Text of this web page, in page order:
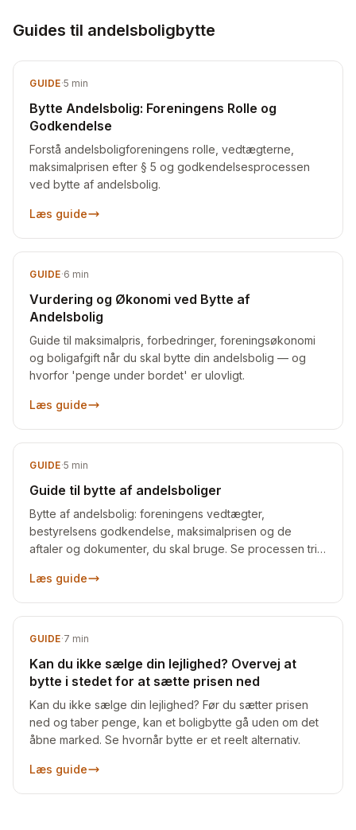
Guides til andelsboligbytte
GUIDE·5 min
Bytte Andelsbolig: Foreningens Rolle og
Godkendelse
Forstå andelsboligforeningens rolle, vedtægterne,
maksimalprisen efter § 5 og godkendelsesprocessen
ved bytte af andelsbolig.
Læs guide
GUIDE·6 min
Vurdering og Økonomi ved Bytte af
Andelsbolig
Guide til maksimalpris, forbedringer, foreningsøkonomi
og boligafgift når du skal bytte din andelsbolig — og
hvorfor 'penge under bordet' er ulovligt.
Læs guide
GUIDE·5 min
Guide til bytte af andelsboliger
Bytte af andelsbolig: foreningens vedtægter,
bestyrelsens godkendelse, maksimalprisen og de
aftaler og dokumenter, du skal bruge. Se processen trin
Læs guide
GUIDE·7 min
Kan du ikke sælge din lejlighed? Overvej at
bytte i stedet for at sætte prisen ned
Kan du ikke sælge din lejlighed? Før du sætter prisen
ned og taber penge, kan et boligbytte gå uden om det
åbne marked. Se hvornår bytte er et reelt alternativ.
Læs guide